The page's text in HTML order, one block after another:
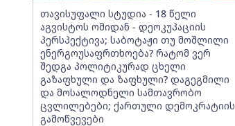
თავისუფალი სტუდია - 18 წელი
აგვისტოს ომიდან - დეოკუპაციის
პერსპექტივა; საბოტაჟი თუ მოშლილი
ენერგოუსაფრთხოება? რატომ ვერ
შედგა პოლიტიკურად ცხელი
გაზაფხული და ზაფხული? დაგეგმილი
და მოსალოდნელი სამთავრობო
ცვლილებები; ქართული დემოკრატიის
გამოწვევები